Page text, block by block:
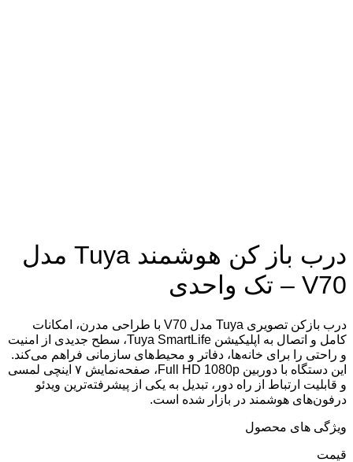
درب باز کن هوشمند Tuya مدل
V70 – تک واحدی
درب بازکن تصویری Tuya مدل V70 با طراحی مدرن، امکانات
کامل و اتصال به اپلیکیشن Tuya SmartLife، سطح جدیدی از امنیت
و راحتی را برای خانه‌ها، دفاتر و محیط‌های سازمانی فراهم می‌کند.
این دستگاه با دوربین Full HD 1080p، صفحه‌نمایش ۷ اینچی لمسی
و قابلیت ارتباط از راه دور، تبدیل به یکی از پیشرفته‌ترین ویدئو
درفون‌های هوشمند در بازار شده است.
ویژگی های محصول
قيمت